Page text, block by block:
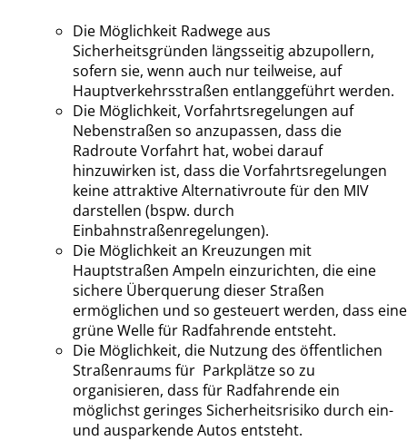
Die Möglichkeit Radwege aus
Sicherheitsgründen längsseitig abzupollern,
sofern sie, wenn auch nur teilweise, auf
Hauptverkehrsstraßen entlanggeführt werden.
Die Möglichkeit, Vorfahrtsregelungen auf
Nebenstraßen so anzupassen, dass die
Radroute Vorfahrt hat, wobei darauf
hinzuwirken ist, dass die Vorfahrtsregelungen
keine attraktive Alternativroute für den MIV
darstellen (bspw. durch
Einbahnstraßenregelungen).
Die Möglichkeit an Kreuzungen mit
Hauptstraßen Ampeln einzurichten, die eine
sichere Überquerung dieser Straßen
ermöglichen und so gesteuert werden, dass eine
grüne Welle für Radfahrende entsteht.
Die Möglichkeit, die Nutzung des öffentlichen
Straßenraums für Parkplätze so zu
organisieren, dass für Radfahrende ein
möglichst geringes Sicherheitsrisiko durch ein-
und ausparkende Autos entsteht.